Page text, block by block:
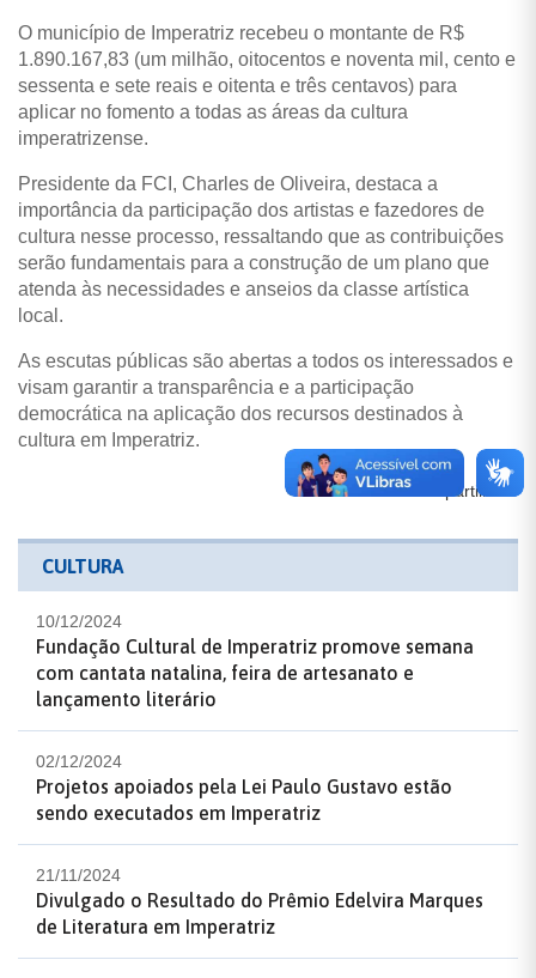
O município de Imperatriz recebeu o montante de R$
1.890.167,83 (um milhão, oitocentos e noventa mil, cento e
sessenta e sete reais e oitenta e três centavos) para
aplicar no fomento a todas as áreas da cultura
imperatrizense.
Presidente da FCI, Charles de Oliveira, destaca a
importância da participação dos artistas e fazedores de
cultura nesse processo, ressaltando que as contribuições
serão fundamentais para a construção de um plano que
atenda às necessidades e anseios da classe artística
local.
As escutas públicas são abertas a todos os interessados e
visam garantir a transparência e a participação
democrática na aplicação dos recursos destinados à
cultura em Imperatriz.
Compartilhe:
CULTURA
10/12/2024
Fundação Cultural de Imperatriz promove semana
com cantata natalina, feira de artesanato e
lançamento literário
02/12/2024
Projetos apoiados pela Lei Paulo Gustavo estão
sendo executados em Imperatriz
21/11/2024
Divulgado o Resultado do Prêmio Edelvira Marques
de Literatura em Imperatriz